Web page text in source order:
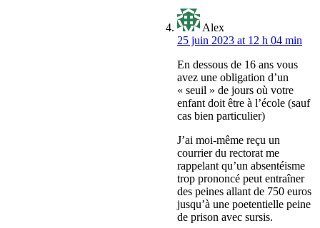
Alex
25 juin 2023 at 12 h 04 min
En dessous de 16 ans vous
avez une obligation d’un
« seuil » de jours où votre
enfant doit être à l’école (sauf
cas bien particulier)
J’ai moi-même reçu un
courrier du rectorat me
rappelant qu’un absentéisme
trop prononcé peut entraîner
des peines allant de 750 euros
jusqu’à une poetentielle peine
de prison avec sursis.